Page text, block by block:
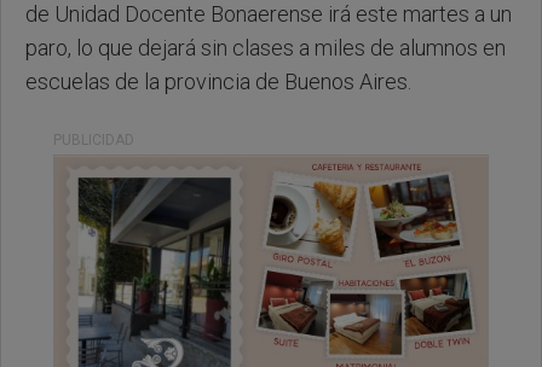
de Unidad Docente Bonaerense irá este martes a un
paro, lo que dejará sin clases a miles de alumnos en
escuelas de la provincia de Buenos Aires.
PUBLICIDAD